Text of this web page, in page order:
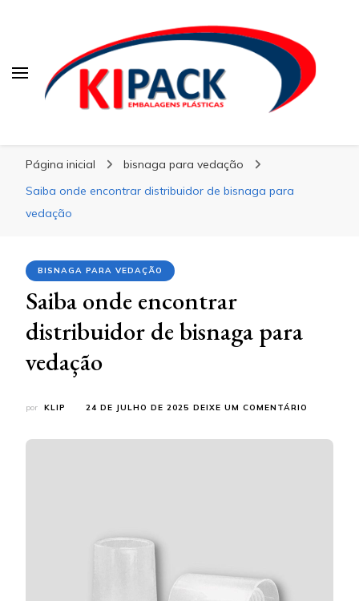
Página inicial
bisnaga para vedação
Saiba onde encontrar distribuidor de bisnaga para
vedação
BISNAGA PARA VEDAÇÃO
Saiba onde encontrar
distribuidor de bisnaga para
vedação
por KLIP 24 DE JULHO DE 2025 DEIXE UM COMENTÁRIO